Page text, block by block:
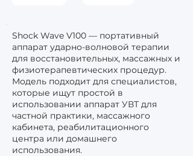
Shock Wave V100 — портативный
аппарат ударно-волновой терапии
для восстановительных, массажных и
физиотерапевтических процедур.
Модель подходит для специалистов,
которые ищут простой в
использовании аппарат УВТ для
частной практики, массажного
кабинета, реабилитационного
центра или домашнего
использования.